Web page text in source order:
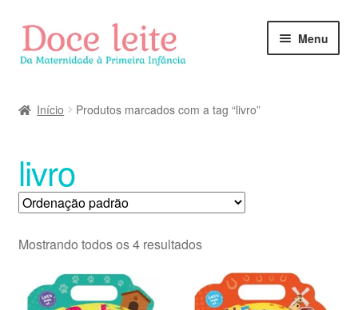
Pular
para
navegação
Pular
para
o
Menu
Início Produtos marcados com a tag “livro”
livro
Mostrando todos os 4 resultados